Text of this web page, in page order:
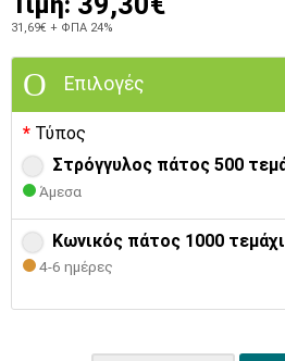
31,69€ + ΦΠΑ 24%
Επιλογές
Τύπος
Στρόγγυλος πάτος 500
Άμεσα
Κωνικός πάτος 1000
4-6 ημέρες